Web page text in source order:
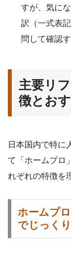
すが、気に
訳（一式表
問して確認す
主要リ
徴とお
日本国内で特に
て「ホームプロ
れぞれの特徴を
ホームプ
でじっく